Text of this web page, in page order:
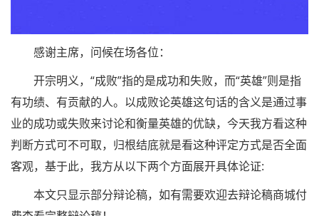
感谢主席，问候在场各位：
开宗明义，“成败”指的是成功和失败，而“英雄”则是指
有功绩、有贡献的人。以成败论英雄这句话的含义是通过事
业的成功或失败来讨论和衡量英雄的优缺，今天我方看这种
判断方式可不可取，归根结底就是看这种评定方式是否全面
客观，基于此，我方从以下两个方面展开具体论证:
本文只显示部分辩论稿，如有需要欢迎去辩论稿商城付